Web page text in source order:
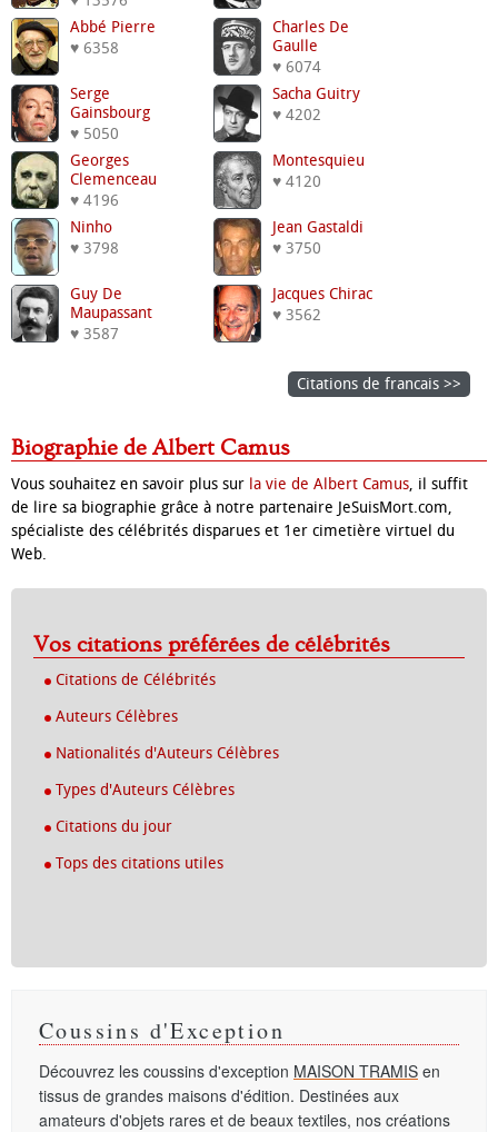
Abbé Pierre
♥ 6358
Charles De
Gaulle
♥ 6074
Serge
Gainsbourg
♥ 5050
Sacha Guitry
♥ 4202
Georges
Clemenceau
♥ 4196
Montesquieu
♥ 4120
Ninho
♥ 3798
Jean Gastaldi
♥ 3750
Guy De
Maupassant
♥ 3587
Jacques Chirac
♥ 3562
Citations de francais >>
Biographie de Albert Camus
Vous souhaitez en savoir plus sur la vie de Albert Camus, il suffit
de lire sa biographie grâce à notre partenaire JeSuisMort.com,
spécialiste des célébrités disparues et 1er cimetière virtuel du
Web.
Vos citations préférées de célébrités
Citations de Célébrités
Auteurs Célèbres
Nationalités d'Auteurs Célèbres
Types d'Auteurs Célèbres
Citations du jour
Tops des citations utiles
Coussins d'Exception
Découvrez les coussins d'exception MAISON TRAMIS en
tissus de grandes maisons d'édition. Destinées aux
amateurs d'objets rares et de beaux textiles, nos créations